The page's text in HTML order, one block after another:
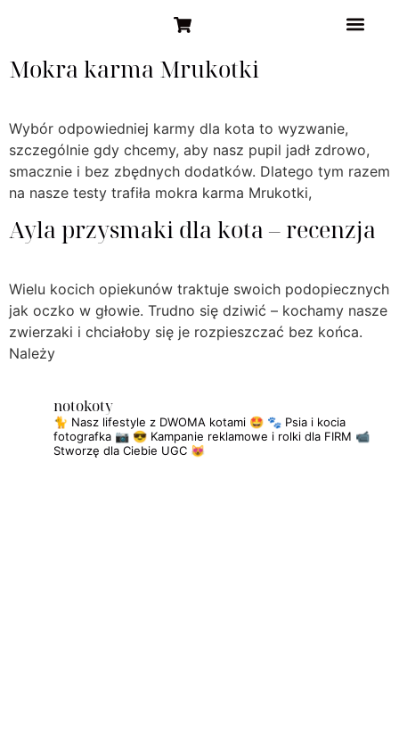
Mokra karma Mrukotki
Wybór odpowiedniej karmy dla kota to wyzwanie,
szczególnie gdy chcemy, aby nasz pupil jadł zdrowo,
smacznie i bez zbędnych dodatków. Dlatego tym razem
na nasze testy trafiła mokra karma Mrukotki,
Ayla przysmaki dla kota – recenzja
Wielu kocich opiekunów traktuje swoich podopiecznych
jak oczko w głowie. Trudno się dziwić – kochamy nasze
zwierzaki i chciałoby się je rozpieszczać bez końca.
Należy
notokoty
🐈 Nasz lifestyle z DWOMA kotami 🤩 🐾 Psia i kocia
fotografka 📷 😎 Kampanie reklamowe i rolki dla FIRM 📹
Stworzę dla Ciebie UGC 😻